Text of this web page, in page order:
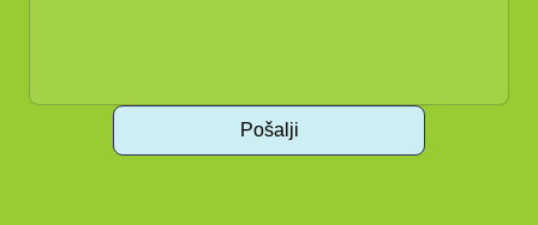
Pošalji